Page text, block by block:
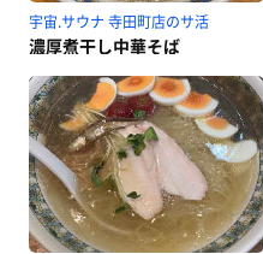
宇宙.サウナ 寺田町店のサ活
濃厚煮干し中華そば